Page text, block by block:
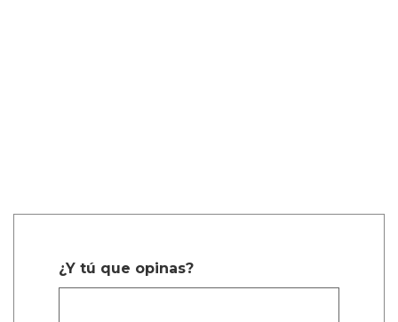
¿Y tú que opinas?